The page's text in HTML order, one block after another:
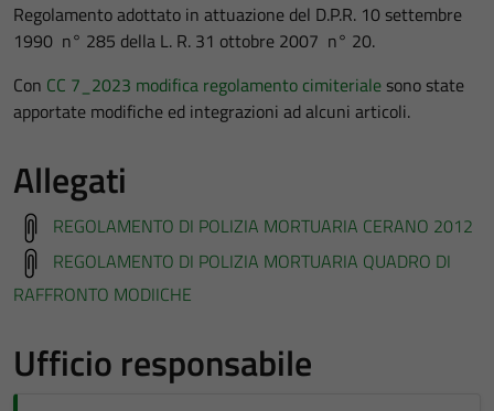
Regolamento adottato in attuazione del D.P.R. 10 settembre
1990 n° 285 della L. R. 31 ottobre 2007 n° 20.
Con CC 7_2023 modifica regolamento cimiteriale sono state
apportate modifiche ed integrazioni ad alcuni articoli.
Allegati
REGOLAMENTO DI POLIZIA MORTUARIA CERANO 2012
REGOLAMENTO DI POLIZIA MORTUARIA QUADRO DI
RAFFRONTO MODIICHE
Ufficio responsabile